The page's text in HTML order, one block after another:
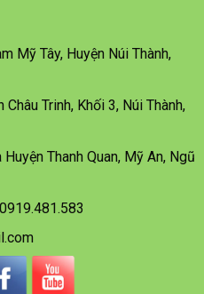
Mỹ Tây, Huyện Núi Thành,
Trinh, Khối 3, Núi Thành,
Thanh Quan, Mỹ An, Ngũ